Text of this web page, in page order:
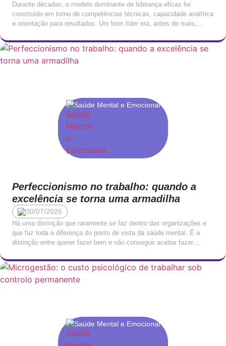
Durante décadas, o modelo dominante de liderança eficaz foi
construído em torno de competências técnicas, capacidade analítica
e orientação para resultados. Um bom líder era, antes de mais,
entendia os números e que tomava decisões com rapidez e clareza.
Esta visão não […]
Saúde Mental e Emocional
Perfeccionismo no trabalho: quando a
excelência se torna uma armadilha
30/07/2026
Há uma distinção que raramente se faz dentro das organizações e
que faz toda a diferença do ponto de vista da saúde mental. É a
distinção entre querer fazer bem e não conseguir aceitar fazer
profissional. O segundo é uma forma de sofrimento que, […]
Saúde Mental e Emocional